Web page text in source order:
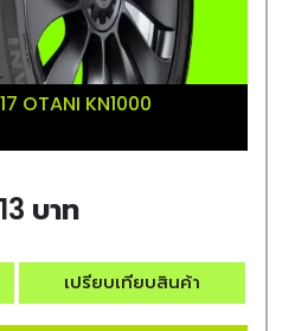
OTANI KN1000
บาท
เปรียบเทียบสินค้า